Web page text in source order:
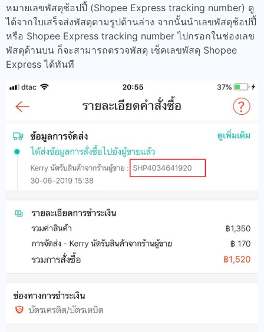
หมายเลขพัสดุช้อปปี้ (Shopee Express tracking number) ดู
ได้จากใบเสร็จส่งพัสดุตามรูปด้านล่าง จากนั้นนำเลขพัสดุช้อปปี้
หรือ Shopee Express tracking number ไปกรอกในช่องเลข
พัสดุด้านบน ก็จะสามารถตรวจพัสดุ เช็คเลขพัสดุ Shopee
Express ได้ทันที